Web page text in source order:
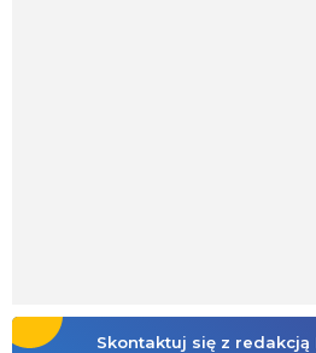
Skontaktuj się z redakcją